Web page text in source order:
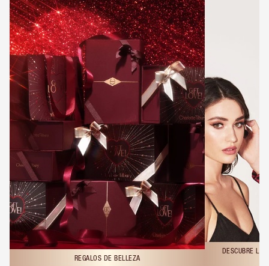
REGALOS DE BELLEZA
DESCUBRE